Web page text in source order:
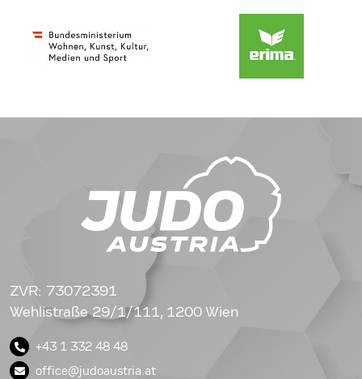
ZVR: 73072391
Wehlistraße 29/1/111, 1200 Wien
+43 1 332 48 48
office@judoaustria.at